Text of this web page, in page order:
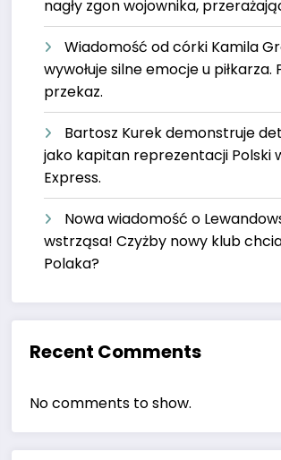
nagły zgon wojownika,
Wiadomość od córki Kamila
wywołuje silne emocje u piłkarza.
przekaz.
Bartosz Kurek demonstruje
jako kapitan reprezentacji Polski
Express.
Nowa wiadomość o
wstrząsa! Czyżby nowy klub
Polaka?
Recent Comments
No comments to show.